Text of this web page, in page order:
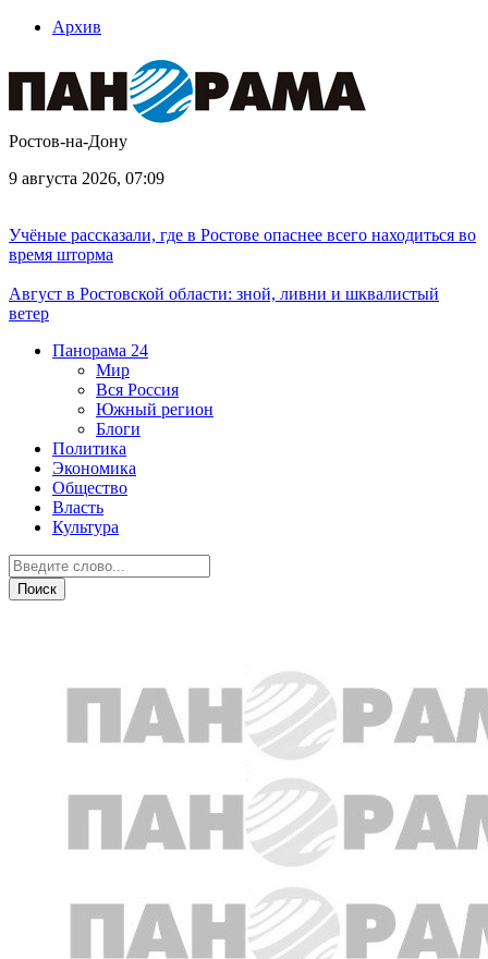
Архив
Ростов-на-Дону
9 августа 2026, 07:09
Учёные рассказали, где в Ростове опаснее всего находиться во
время шторма
Август в Ростовской области: зной, ливни и шквалистый
ветер
Панорама 24
Мир
Вся Россия
Южный регион
Блоги
Политика
Экономика
Общество
Власть
Культура